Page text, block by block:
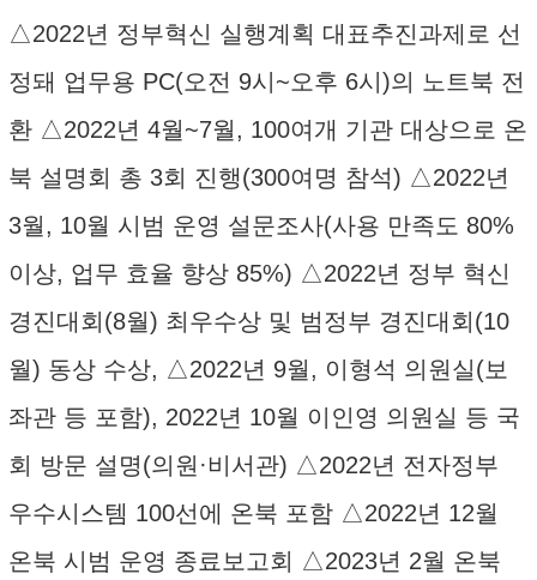
△2022년 정부혁신 실행계획 대표추진과제로 선
정돼 업무용 PC(오전 9시~오후 6시)의 노트북 전
환 △2022년 4월~7월, 100여개 기관 대상으로 온
북 설명회 총 3회 진행(300여명 참석) △2022년
3월, 10월 시범 운영 설문조사(사용 만족도 80%
이상, 업무 효율 향상 85%) △2022년 정부 혁신
경진대회(8월) 최우수상 및 범정부 경진대회(10
월) 동상 수상, △2022년 9월, 이형석 의원실(보
좌관 등 포함), 2022년 10월 이인영 의원실 등 국
회 방문 설명(의원·비서관) △2022년 전자정부
우수시스템 100선에 온북 포함 △2022년 12월
온북 시범 운영 종료보고회 △2023년 2월 온북